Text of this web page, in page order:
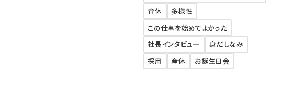
育休
多様性
この仕事を始めてよかった
社長インタビュー
身だしなみ
採用
産休 お誕生日会